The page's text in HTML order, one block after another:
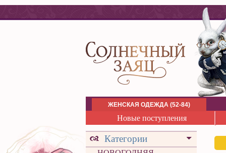
ЖЕНСКАЯ ОДЕЖДА (52-84)
Новые поступления
Категории